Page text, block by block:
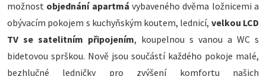
možnost objednání apartmá vybaveného dvěma ložnicemi a
obývacím pokojem s kuchyňským koutem, lednicí, velkou LCD
TV se satelitním připojením, koupelnou s vanou a WC s
bidetovou sprškou. Nově jsou součástí každého pokoje malé,
bezhlučné ledničky pro zvýšení komfortu našich